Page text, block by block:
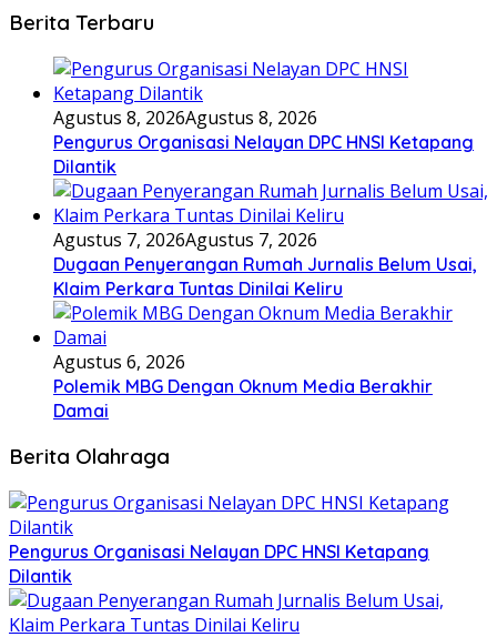
Berita Terbaru
Agustus 8, 2026Agustus 8, 2026
Pengurus Organisasi Nelayan DPC HNSI Ketapang
Dilantik
Agustus 7, 2026Agustus 7, 2026
Dugaan Penyerangan Rumah Jurnalis Belum Usai,
Klaim Perkara Tuntas Dinilai Keliru
Agustus 6, 2026
Polemik MBG Dengan Oknum Media Berakhir
Damai
Berita Olahraga
Pengurus Organisasi Nelayan DPC HNSI Ketapang
Dilantik